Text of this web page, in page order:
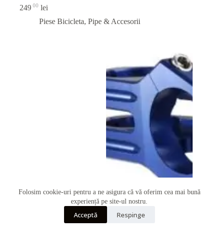
Folosim cookie-uri pentru a ne asigura că vă oferim cea mai bună
experiență pe site-ul nostru.
Acceptă Respinge
249 00 lei
Piese Bicicleta, Pipe & Accesorii